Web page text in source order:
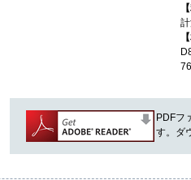
PDFフ
す。ダ